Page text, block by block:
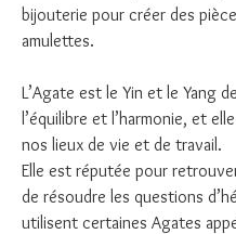
bijouterie pour créer des
amulettes.
L’Agate est le Yin et le Yang
l’équilibre et l’harmonie, et
nos lieux de vie et de travail.
Elle est réputée pour
de résoudre les questions
utilisent certaines Agates